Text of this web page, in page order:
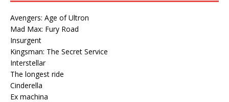
Avengers: Age of Ultron
Mad Max: Fury Road
Insurgent
Kingsman: The Secret Service
Interstellar
The longest ride
Cinderella
Ex machina